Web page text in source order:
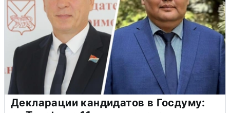
Декларации кандидатов в Госдуму: